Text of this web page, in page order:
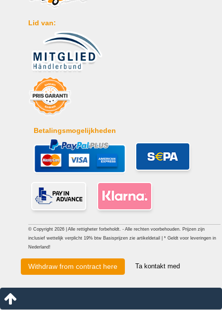
Lid van:
Betalingsmogelijkheden
© Copyright 2026 | Alle rettigheter forbeholdt. - Alle rechten voorbehouden. Prijzen zijn
inclusief wettelijk verplicht 19% btw Basisprijzen zie artikeldetail | * Geldt voor leveringen in
Nederland!
Withdraw from contract here Ta kontakt med